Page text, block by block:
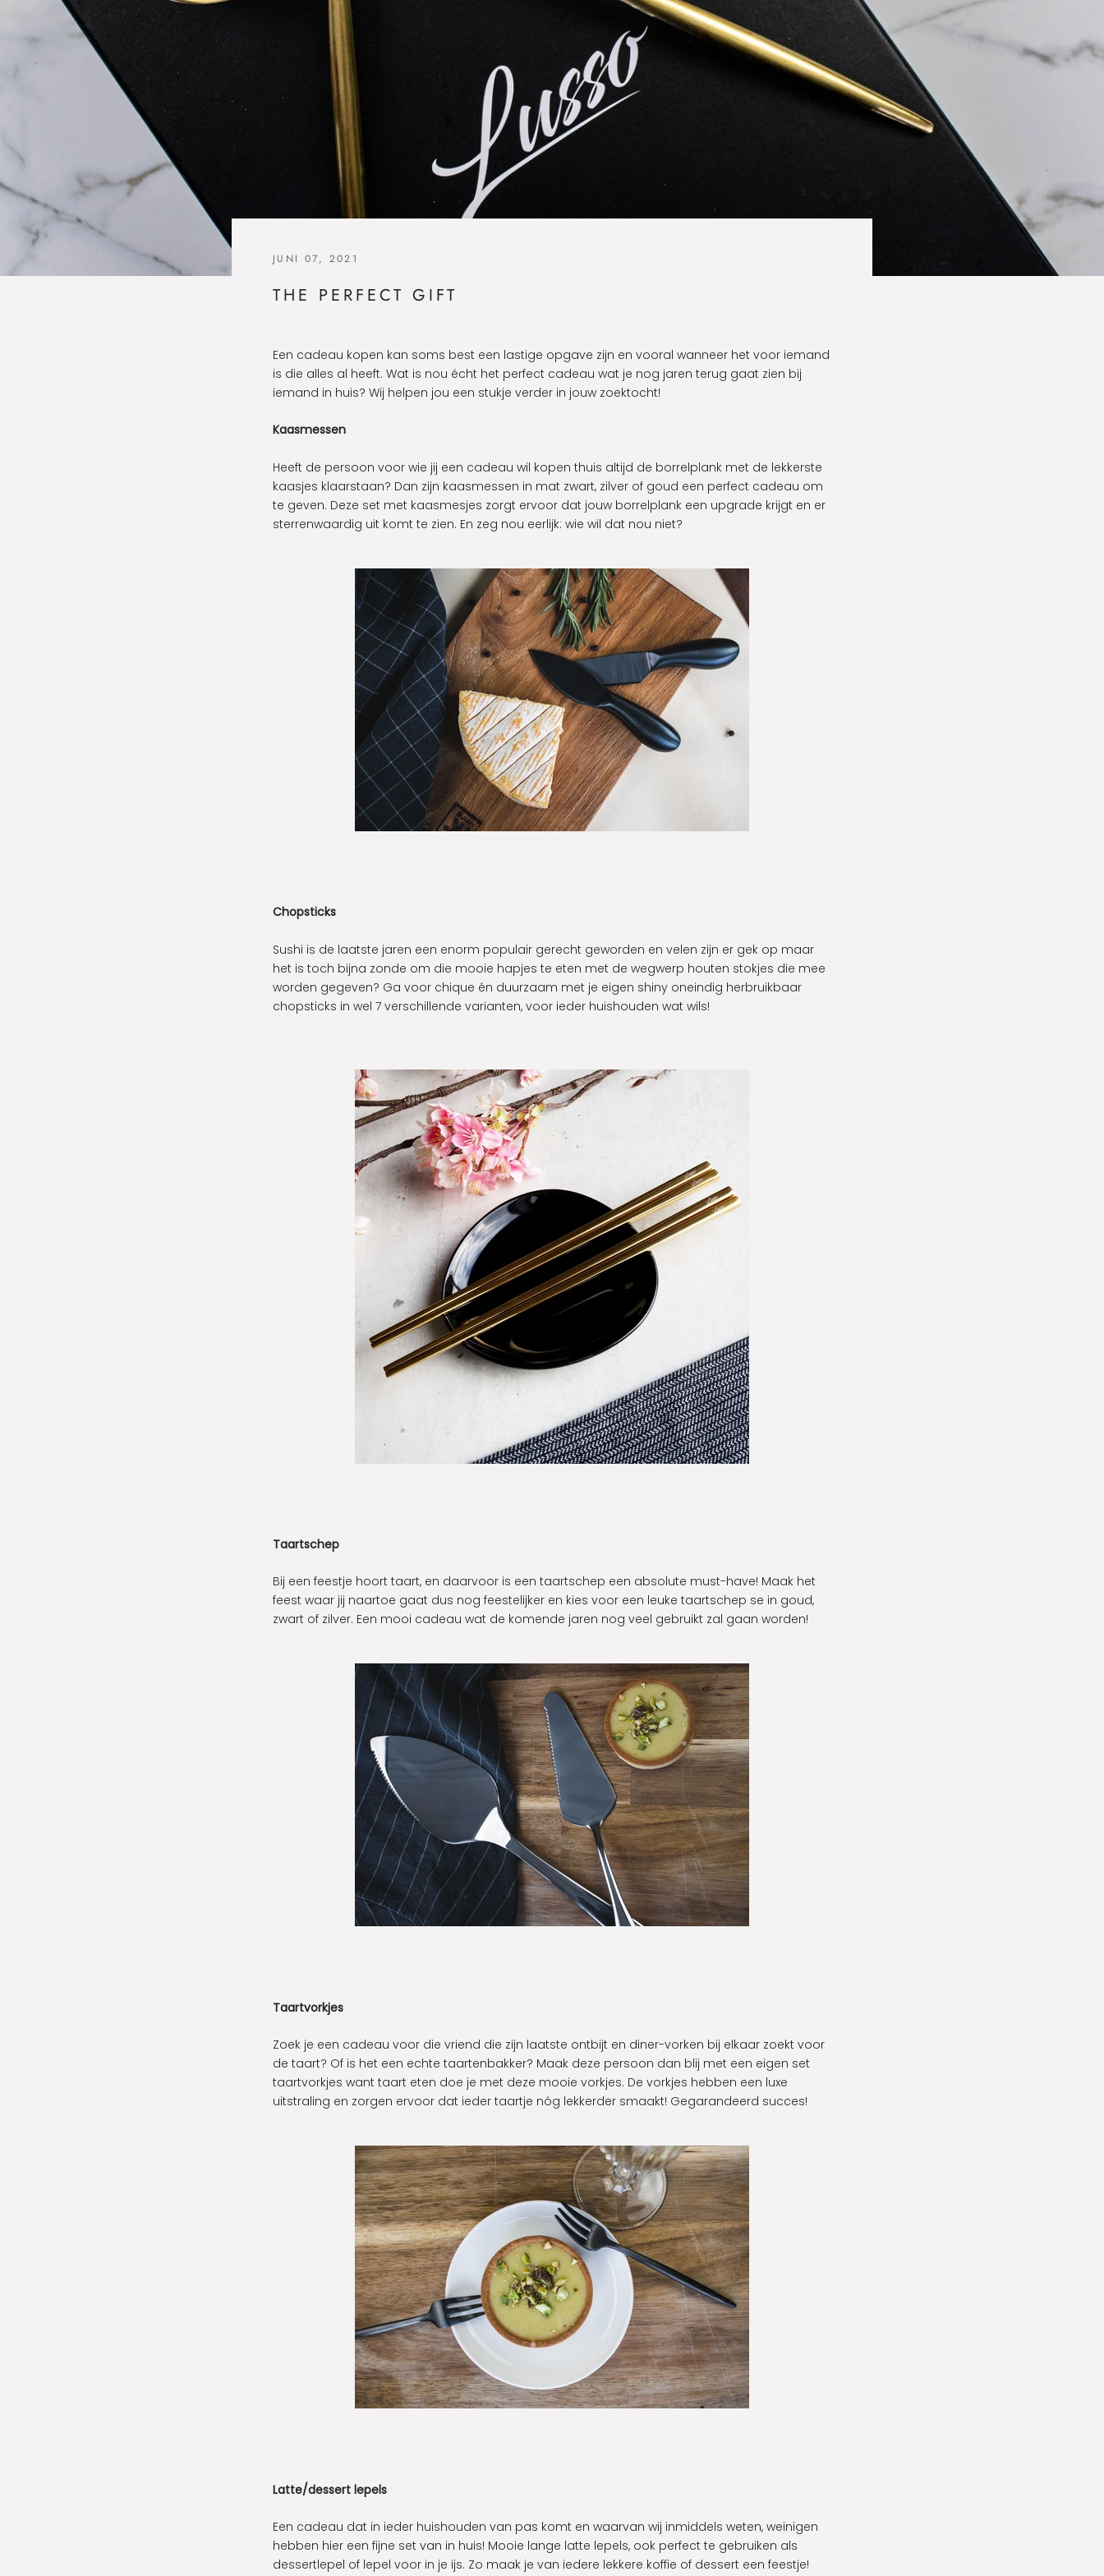
JUNI 07, 2021
THE PERFECT GIFT
Een cadeau kopen kan soms best een lastige opgave zijn en vooral wanneer het voor iemand
is die alles al heeft. Wat is nou écht het perfect cadeau wat je nog jaren terug gaat zien bij
iemand in huis? Wij helpen jou een stukje verder in jouw zoektocht!
Kaasmessen
Heeft de persoon voor wie jij een cadeau wil kopen thuis altijd de borrelplank met de lekkerste
kaasjes klaarstaan? Dan zijn kaasmessen in mat zwart, zilver of goud een perfect cadeau om
te geven. Deze set met kaasmesjes zorgt ervoor dat jouw borrelplank een upgrade krijgt en er
sterrenwaardig uit komt te zien. En zeg nou eerlijk: wie wil dat nou niet?
Chopsticks
Sushi is de laatste jaren een enorm populair gerecht geworden en velen zijn er gek op maar
het is toch bijna zonde om die mooie hapjes te eten met de wegwerp houten stokjes die mee
worden gegeven? Ga voor chique én duurzaam met je eigen shiny oneindig herbruikbaar
chopsticks in wel 7 verschillende varianten, voor ieder huishouden wat wils!
Taartschep
Bij een feestje hoort taart, en daarvoor is een taartschep een absolute must-have! Maak het
feest waar jij naartoe gaat dus nog feestelijker en kies voor een leuke taartschep se in goud,
zwart of zilver. Een mooi cadeau wat de komende jaren nog veel gebruikt zal gaan worden!
Taartvorkjes
Zoek je een cadeau voor die vriend die zijn laatste ontbijt en diner-vorken bij elkaar zoekt voor
de taart? Of is het een echte taartenbakker? Maak deze persoon dan blij met een eigen set
taartvorkjes want taart eten doe je met deze mooie vorkjes. De vorkjes hebben een luxe
uitstraling en zorgen ervoor dat ieder taartje nóg lekkerder smaakt! Gegarandeerd succes!
Latte/dessert lepels
Een cadeau dat in ieder huishouden van pas komt en waarvan wij inmiddels weten, weinigen
hebben hier een fijne set van in huis! Mooie lange latte lepels, ook perfect te gebruiken als
dessertlepel of lepel voor in je ijs. Zo maak je van iedere lekkere koffie of dessert een feestje!